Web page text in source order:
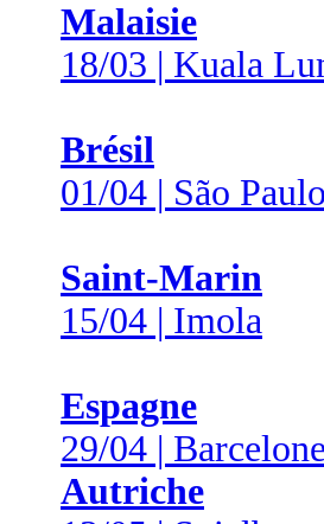
Malaisie
18/03 | Kuala
Brésil
01/04 | São Paulo
Saint-Marin
15/04 | Imola
Espagne
29/04 | Barcelone
Autriche